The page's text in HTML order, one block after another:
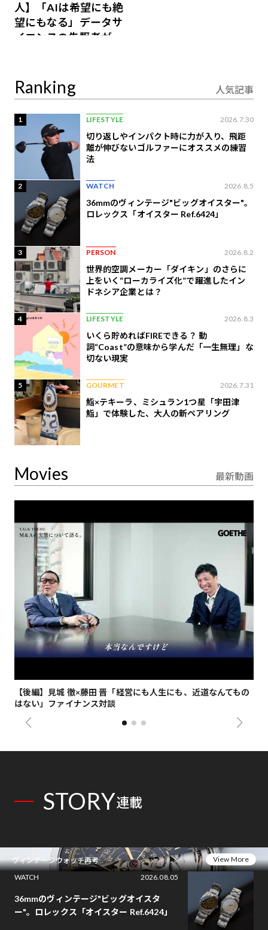
人】「AIは希望にも絶
望にもなる」データサ
イエンスの先駆者が語
Ranking 人気記事
1 LIFESTYLE 2026.7.30
切り返しやインパクト時に力が入り、飛距
離が伸びないゴルファーにオススメの練習
法
2 WATCH 2026.8.5
36mmのヴィンテージ"ビッグオイスター"。
ロレックス「オイスター Ref.6424」
3 PERSON 2026.8.2
世界的空調メーカー「ダイキン」のさらに
上をいく“ローカライズ化”で躍進したイン
ドネシア企業とは？
4 LIFESTYLE 2026.8.3
いくら貯めればFIREできる？ 動
詞“Coast”の意味から学んだ「一生無理」な
切ない現実
5 GOURMET 2026.7.31
鮨×テキーラ、ミシュラン1つ星「宇田津
鮨」で体験した、大人の新ペアリング
Movies 最新動画
【後編】見城 徹×藤田 晋「経営にも人生にも、近道なんてもの
はない」ファイナンス対談
STORY連載
ヴィンテージウォッチ再考
View More
WATCH
2026.08.05
36mmのヴィンテージ"ビッグオイスタ
ー"。ロレックス「オイスター Ref.6424」